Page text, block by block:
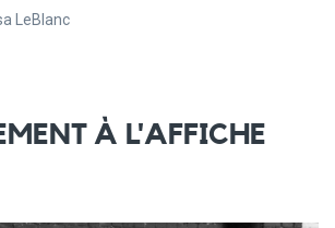
LeBlanc
À L'AFFICHE